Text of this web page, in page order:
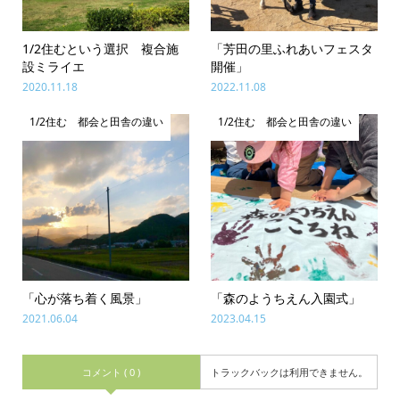
1/2住むという選択 複合施
設ミライエ
2020.11.18
「芳田の里ふれあいフェスタ
開催」
2022.11.08
1/2住む 都会と田舎の違い
「心が落ち着く風景」
2021.06.04
1/2住む 都会と田舎の違い
「森のようちえん入園式」
2023.04.15
コメント ( 0 ) トラックバックは利用できません。